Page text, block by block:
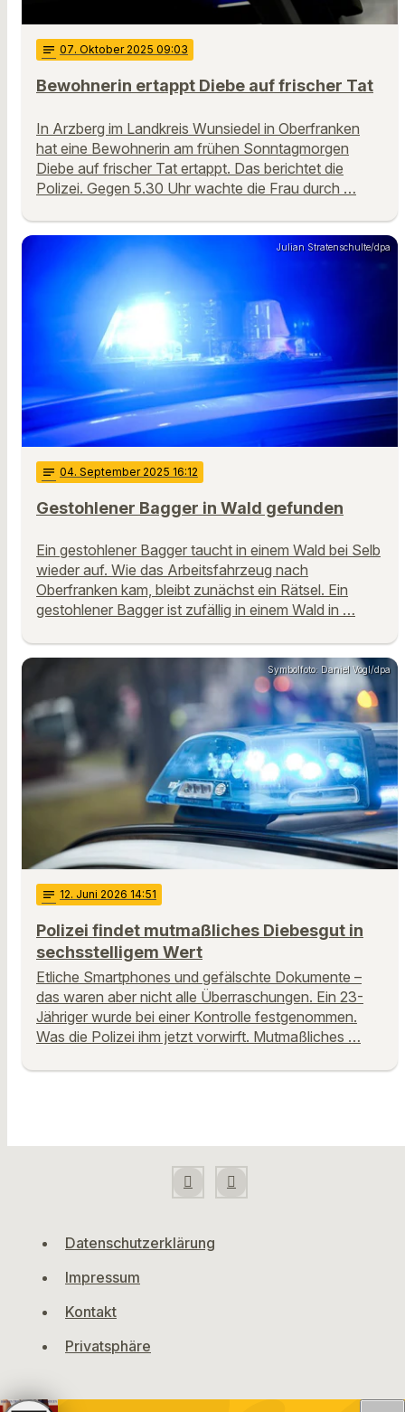
notes 07. Oktober 2025 09:03
Bewohnerin ertappt Diebe auf frischer Tat
In Arzberg im Landkreis Wunsiedel in Oberfranken
hat eine Bewohnerin am frühen Sonntagmorgen
Diebe auf frischer Tat ertappt. Das berichtet die
Polizei. Gegen 5.30 Uhr wachte die Frau durch …
Julian Stratenschulte/dpa
notes 04. September 2025 16:12
Gestohlener Bagger in Wald gefunden
Ein gestohlener Bagger taucht in einem Wald bei Selb
wieder auf. Wie das Arbeitsfahrzeug nach
Oberfranken kam, bleibt zunächst ein Rätsel. Ein
gestohlener Bagger ist zufällig in einem Wald in …
Symbolfoto: Daniel Vogl/dpa
notes 12. Juni 2026 14:51
Polizei findet mutmaßliches Diebesgut in
sechsstelligem Wert
Etliche Smartphones und gefälschte Dokumente –
das waren aber nicht alle Überraschungen. Ein 23-
Jähriger wurde bei einer Kontrolle festgenommen.
Was die Polizei ihm jetzt vorwirft. Mutmaßliches …
Datenschutzerklärung
Impressum
Kontakt
Privatsphäre